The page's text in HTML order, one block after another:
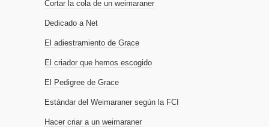
Cortar la cola de un weimaraner
Dedicado a Net
El adiestramiento de Grace
El criador que hemos escogido
El Pedigree de Grace
Estándar del Weimaraner según la FCI
Hacer criar a un weimaraner